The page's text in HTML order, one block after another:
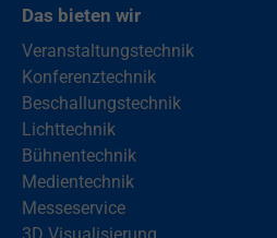
Das bieten wir
Veranstaltungstechnik
Konferenztechnik
Beschallungstechnik
Lichttechnik
Bühnentechnik
Medientechnik
Messeservice